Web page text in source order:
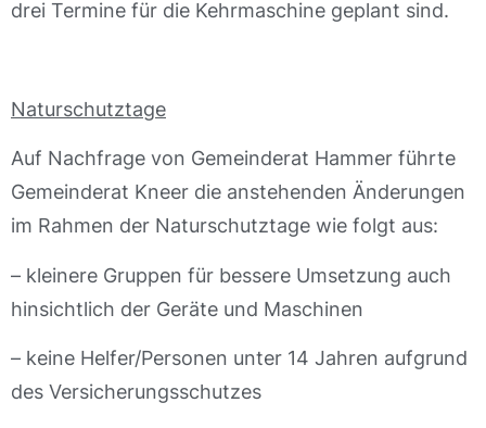
drei Termine für die Kehrmaschine geplant sind.
Naturschutztage
Auf Nachfrage von Gemeinderat Hammer führte
Gemeinderat Kneer die anstehenden Änderungen
im Rahmen der Naturschutztage wie folgt aus:
– kleinere Gruppen für bessere Umsetzung auch
hinsichtlich der Geräte und Maschinen
– keine Helfer/Personen unter 14 Jahren aufgrund
des Versicherungsschutzes